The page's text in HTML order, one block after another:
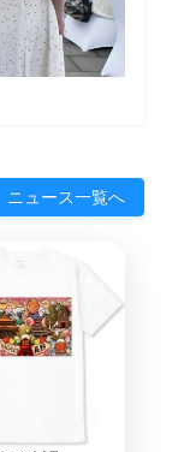
ニュース一覧へ